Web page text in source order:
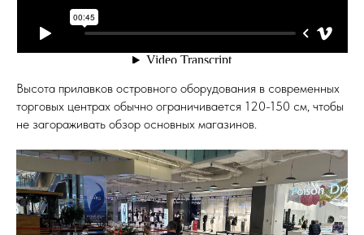
Высота прилавков островного оборудования в современных
торговых центрах обычно ограничивается 120-150 см, чтобы
не загораживать обзор основных магазинов.